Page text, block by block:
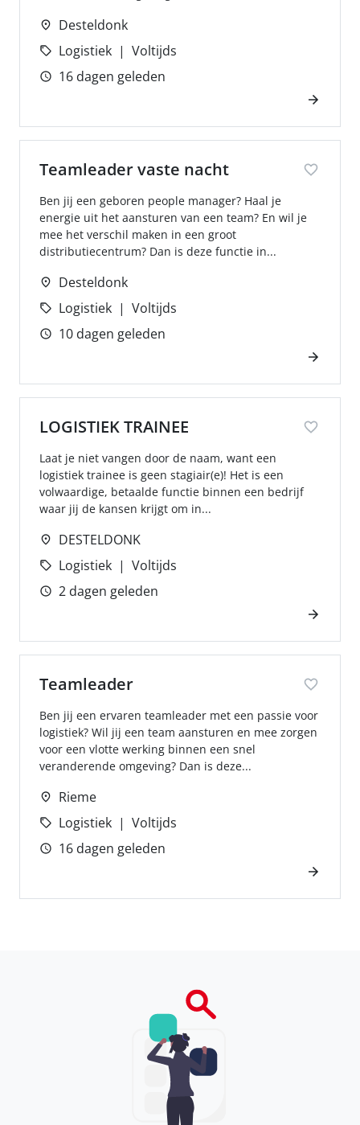
Desteldonk
Logistiek
Voltijds
16 dagen geleden
Teamleader vaste nacht
Ben jij een geboren people manager? Haal je
energie uit het aansturen van een team? En wil je
mee het verschil maken in een groot
distributiecentrum? Dan is deze functie in...
Desteldonk
Logistiek
Voltijds
10 dagen geleden
LOGISTIEK TRAINEE
Laat je niet vangen door de naam, want een
logistiek trainee is geen stagiair(e)! Het is een
volwaardige, betaalde functie binnen een bedrijf
waar jij de kansen krijgt om in...
DESTELDONK
Logistiek
Voltijds
2 dagen geleden
Teamleader
Ben jij een ervaren teamleader met een passie voor
logistiek? Wil jij een team aansturen en mee zorgen
voor een vlotte werking binnen een snel
veranderende omgeving? Dan is deze...
Rieme
Logistiek
Voltijds
16 dagen geleden